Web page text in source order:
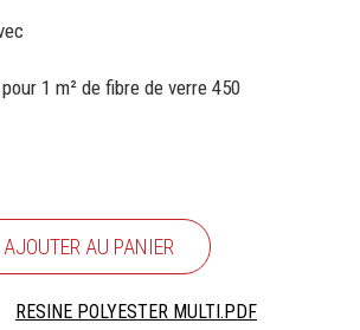
1 m² de fibre de verre 450
AJOUTER AU PANIER
RESINE POLYESTER MULTI.PDF